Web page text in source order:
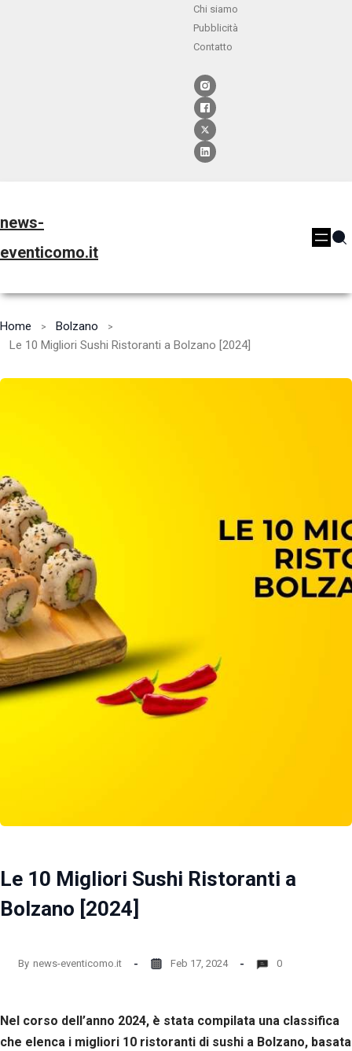
Chi siamo
Pubblicità
Contatto
news-
eventicomo.it
Home
Bolzano
Le 10 Migliori Sushi Ristoranti a Bolzano [2024]
Le 10 Migliori Sushi Ristoranti a
Bolzano [2024]
By news-eventicomo.it Feb 17, 2024 0
Nel corso dell’anno 2024, è stata compilata una classifica
che elenca i migliori 10 ristoranti di sushi a Bolzano, basata